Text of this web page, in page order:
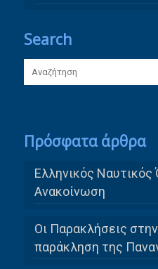
Search
Πρόσφατα άρθρα
Ελληνικός Ναυτικός
Ανακοίνωση
Οι Παρακλήσεις
παράκληση της